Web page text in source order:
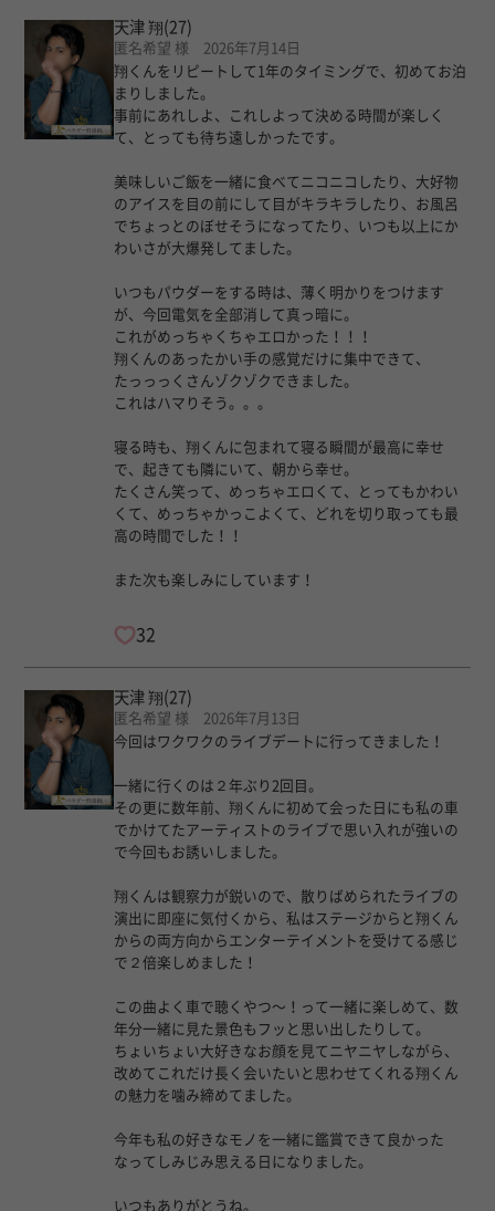
天津 翔(27)
匿名希望 様 2026年7月14日
翔くんをリピートして1年のタイミングで、初めてお泊
まりしました。
事前にあれしよ、これしよって決める時間が楽しく
て、とっても待ち遠しかったです。
美味しいご飯を一緒に食べてニコニコしたり、大好物
のアイスを目の前にして目がキラキラしたり、お風呂
でちょっとのぼせそうになってたり、いつも以上にか
わいさが大爆発してました。
いつもパウダーをする時は、薄く明かりをつけます
が、今回電気を全部消して真っ暗に。
これがめっちゃくちゃエロかった！！！
翔くんのあったかい手の感覚だけに集中できて、
たっっっくさんゾクゾクできました。
これはハマりそう。。。
寝る時も、翔くんに包まれて寝る瞬間が最高に幸せ
で、起きても隣にいて、朝から幸せ。
たくさん笑って、めっちゃエロくて、とってもかわい
くて、めっちゃかっこよくて、どれを切り取っても最
高の時間でした！！
また次も楽しみにしています！
32
天津 翔(27)
匿名希望 様 2026年7月13日
今回はワクワクのライブデートに行ってきました！
一緒に行くのは２年ぶり2回目。
その更に数年前、翔くんに初めて会った日にも私の車
でかけてたアーティストのライブで思い入れが強いの
で今回もお誘いしました。
翔くんは観察力が鋭いので、散りばめられたライブの
演出に即座に気付くから、私はステージからと翔くん
からの両方向からエンターテイメントを受けてる感じ
で２倍楽しめました！
この曲よく車で聴くやつ〜！って一緒に楽しめて、数
年分一緒に見た景色もフッと思い出したりして。
ちょいちょい大好きなお顔を見てニヤニヤしながら、
改めてこれだけ長く会いたいと思わせてくれる翔くん
の魅力を噛み締めてました。
今年も私の好きなモノを一緒に鑑賞できて良かった
なってしみじみ思える日になりました。
いつもありがとうね。